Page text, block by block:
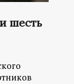
шесть